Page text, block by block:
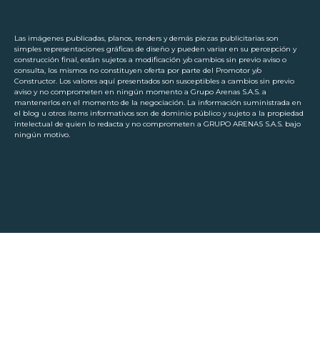
Las imágenes publicadas, planos, renders y demás piezas publicitarias son
simples representaciones gráficas de diseño y pueden variar en su percepción y
construcción final, están sujetos a modificación y/o cambios sin previo aviso o
consulta, los mismos no constituyen oferta por parte del Promotor y/o
Constructor. Los valores aquí presentados son susceptibles a cambios sin previo
aviso y no comprometen en ningún momento a Grupo Arenas S.A.S. a
mantenerlos en el momento de la negociación. La información suministrada en
el blog u otros ítems informativos son de dominio público y sujeto a la propiedad
intelectual de quien lo redacta y no comprometen a GRUPO ARENAS S.A.S. bajo
ningún motivo.